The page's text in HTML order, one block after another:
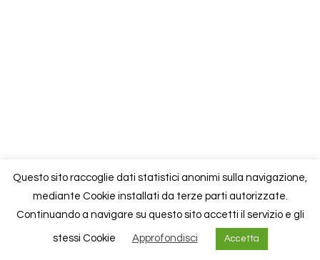
Questo sito raccoglie dati statistici anonimi sulla navigazione,
mediante Cookie installati da terze parti autorizzate.
Continuando a navigare su questo sito accetti il servizio e gli
stessi Cookie Approfondisci Accetta